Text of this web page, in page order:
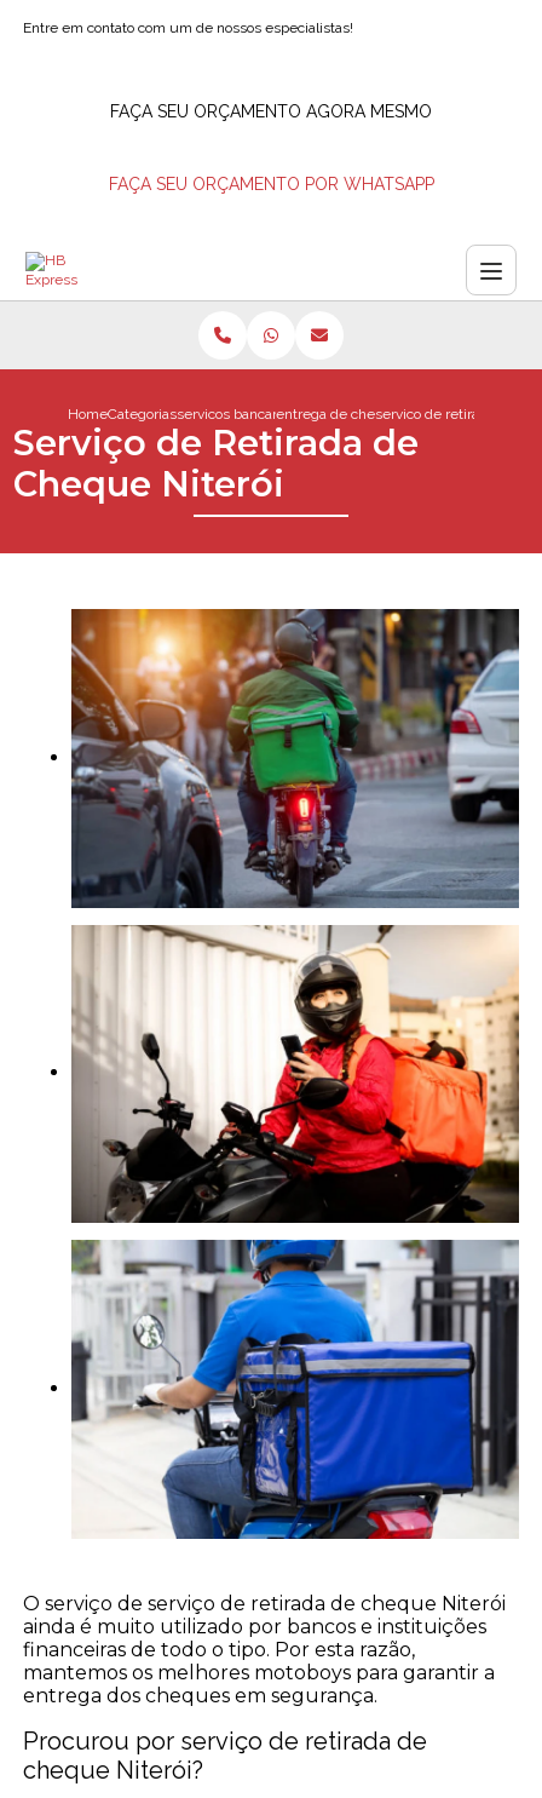
Entre em contato com um de nossos especialistas!
FAÇA SEU ORÇAMENTO AGORA MESMO
FAÇA SEU ORÇAMENTO POR WHATSAPP
HomeCategoriasservicos bancariosentrega de chequesservico de retirada de
Serviço de Retirada de
Cheque Niterói
O serviço de serviço de retirada de cheque Niterói
ainda é muito utilizado por bancos e instituições
financeiras de todo o tipo. Por esta razão,
mantemos os melhores motoboys para garantir a
entrega dos cheques em segurança.
Procurou por serviço de retirada de
cheque Niterói?